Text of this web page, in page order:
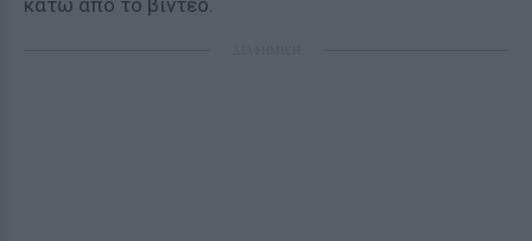
κάτω από το βίντεο.